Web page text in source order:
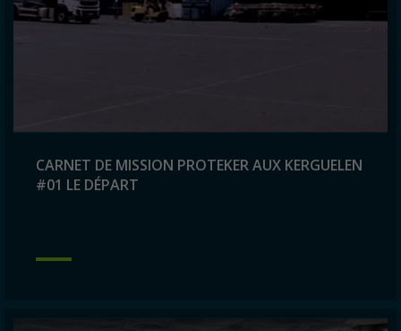
CARNET DE MISSION PROTEKER AUX KERGUELEN
#01 LE DÉPART